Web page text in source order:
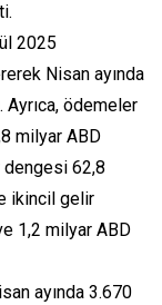
2025
Nisan ayında
Ayrıca, ödemeler
milyar ABD
dengesi 62,8
ikincil gelir
1,2 milyar ABD
ayında 3.670